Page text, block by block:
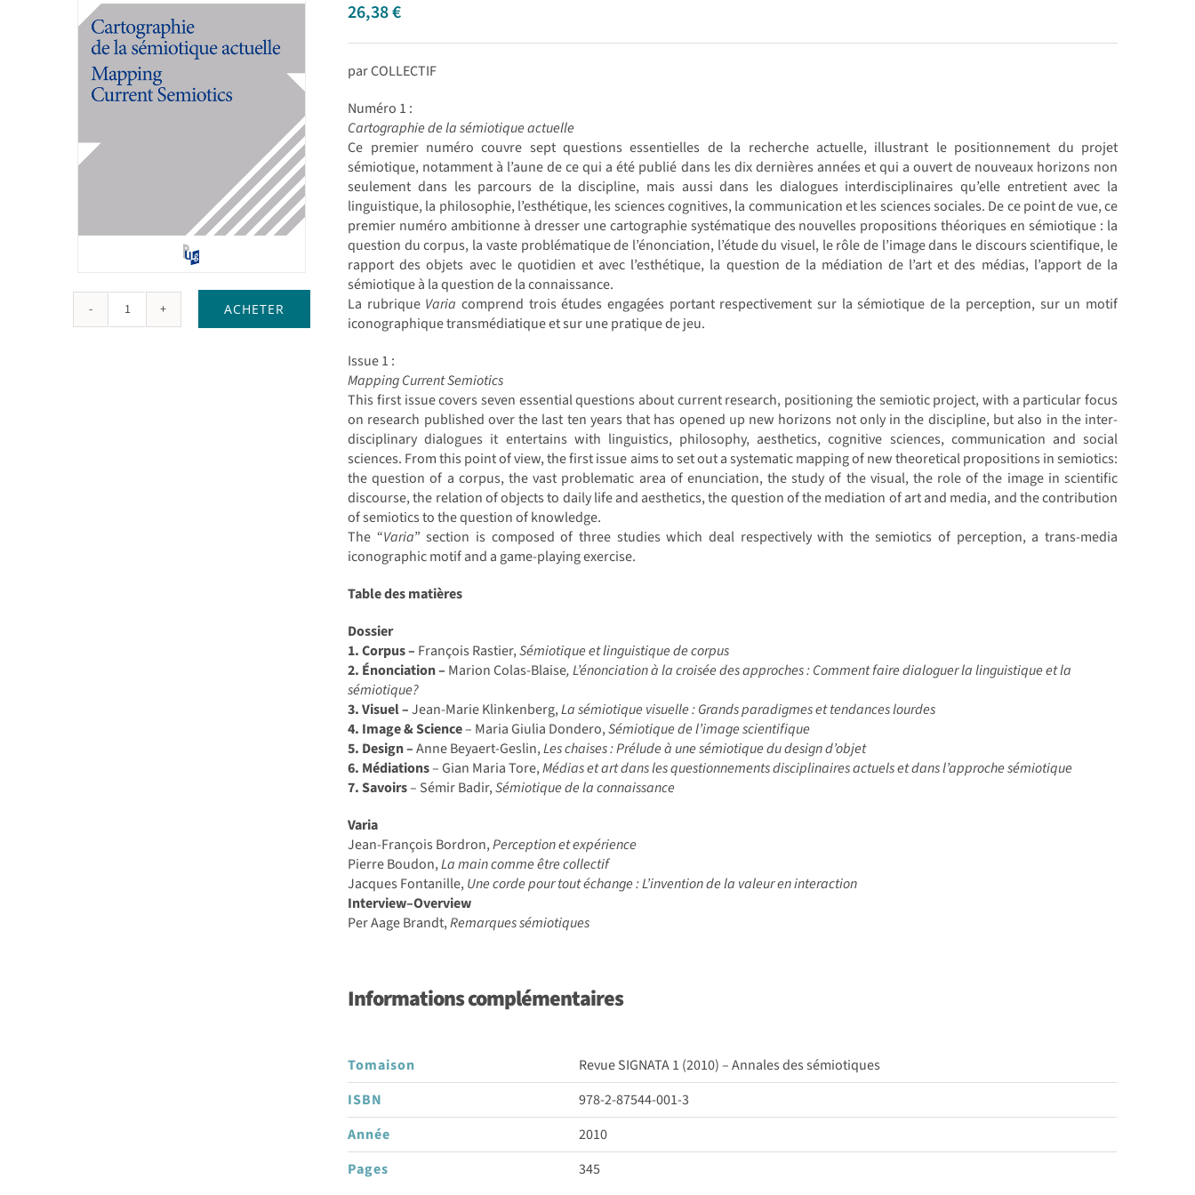
quantité
ACHETER
26,38€
par COLLECTIF
Numéro 1 :
Cartographie de la sémiotique actuelle
Ce premier numéro couvre sept questions essentielles de la recherche actuelle, illustrant le positionnement du projet
sémiotique, notamment à l’aune de ce qui a été publié dans les dix dernières années et qui a ouvert de nouveaux horizons non
seulement dans les parcours de la discipline, mais aussi dans les dialogues interdisciplinaires qu’elle entretient avec la
linguistique, la philosophie, l’esthétique, les sciences cognitives, la communication et les sciences sociales. De ce point de vue, ce
premier numéro ambitionne à dresser une cartographie systématique des nouvelles propositions théoriques en sémiotique : la
question du corpus, la vaste problématique de l’énonciation, l’étude du visuel, le rôle de l’image dans le discours scientifique, le
rapport des objets avec le quotidien et avec l’esthétique, la question de la médiation de l’art et des médias, l’apport de la
sémiotique à la question de la connaissance.
La rubrique Varia comprend trois études engagées portant respectivement sur la sémiotique de la perception, sur un motif
iconographique transmédiatique et sur une pratique de jeu.
Issue 1 :
Mapping Current Semiotics
This first issue covers seven essential questions about current research, positioning the semiotic project, with a particular focus
on research published over the last ten years that has opened up new horizons not only in the discipline, but also in the inter-
disciplinary dialogues it entertains with linguistics, philosophy, aesthetics, cognitive sciences, communication and social
sciences. From this point of view, the first issue aims to set out a systematic mapping of new theoretical propositions in semiotics:
the question of a corpus, the vast problematic area of enunciation, the study of the visual, the role of the image in scientific
discourse, the relation of objects to daily life and aesthetics, the question of the mediation of art and media, and the contribution
of semiotics to the question of knowledge.
The “Varia” section is composed of three studies which deal respectively with the semiotics of perception, a trans-media
iconographic motif and a game-playing exercise.
Table des matières
Dossier
1. Corpus – François Rastier,Sémiotique et linguistique de corpus
2. Énonciation – Marion Colas-Blaise, L’énonciation à la croisée des approches : Comment faire dialoguer la linguistique et la
sémiotique?
3. Visuel –Jean-Marie Klinkenberg,La sémiotique visuelle : Grands paradigmes et tendances lourdes
4. Image & Science– Maria Giulia Dondero,Sémiotique de l’image scientifique
5. Design –Anne Beyaert-Geslin,Les chaises : Prélude à une sémiotique du design d’objet
6. Médiations– Gian Maria Tore,Médias et art dans les questionnements disciplinaires actuels et dans l’approche sémiotique
7. Savoirs– Sémir Badir,Sémiotique de la connaissance
Varia
Jean-François Bordron,Perception et expérience
Pierre Boudon,La main comme être collectif
Jacques Fontanille,Une corde pour tout échange : L’invention de la valeur en interaction
Interview–Overview
Per Aage Brandt,Remarques sémiotiques
Informations complémentaires
Tomaison
Revue SIGNATA 1 (2010) – Annales des sémiotiques
ISBN
978-2-87544-001-3
Année
2010
Pages
345